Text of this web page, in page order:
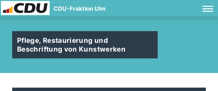
CDU-Fraktion Ulm
Pflege, Restaurierung und
Beschriftung von Kunstwerken